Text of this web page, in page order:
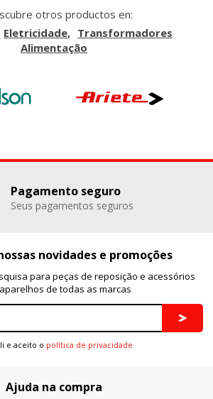
otros productos en:
Eletricidade
Transformadores
Alimentação
Pagamento seguro
Seus pagamentos seguros
novidades e promoções
para peças de reposição e acessórios
de todas as marcas
e aceito o política de privacidade
Ajuda na compra
tus cookies desde la sección